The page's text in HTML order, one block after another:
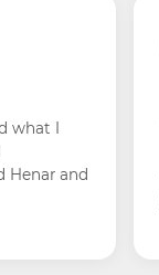
what I
Henar and